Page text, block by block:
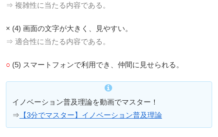
⇒ 複雑性に当たる内容である。
× (4) 画面の文字が大きく、見やすい。
⇒ 適合性に当たる内容である。
○ (5) スマートフォンで利用でき、仲間に見せられる。
イノベーション普及理論を動画でマスター！
⇒ 【3分でマスター】イノベーション普及理論